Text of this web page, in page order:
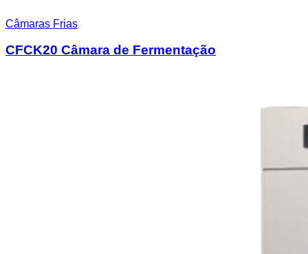
Câmaras Frias
CFCK20 Câmara de Fermentação